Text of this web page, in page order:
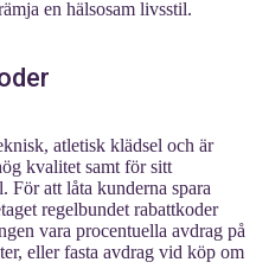
en hälsosam livsstil.
atletisk klädsel och är
kvalitet samt för sitt
För att låta kunderna spara
regelbundet rabattkoder
vara procentuella avdrag på
eller fasta avdrag vid köp om